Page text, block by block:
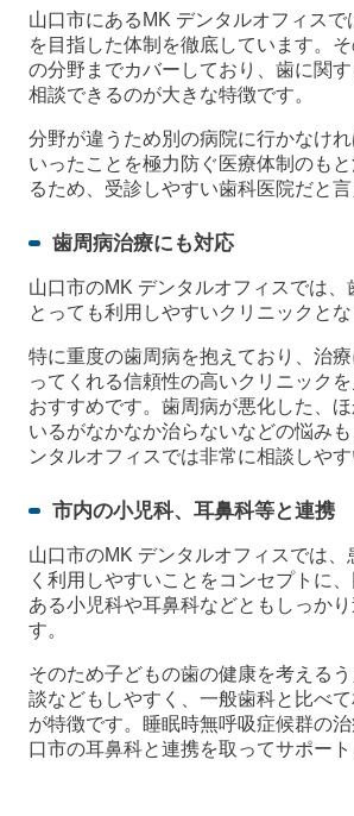
山口市にあるMK デンタルオフィスで
を目指した体制を徹底しています。
の分野までカバーしており、歯に関
相談できるのが大きな特徴です。
分野が違うため別の病院に行かなけ
いったことを極力防ぐ医療体制のも
るため、受診しやすい歯科医院だと言
歯周病治療にも対応
山口市のMK デンタルオフィスでは、
とっても利用しやすいクリニックとな
特に重度の歯周病を抱えており、治
ってくれる信頼性の高いクリニック
おすすめです。歯周病が悪化した、
いるがなかなか治らないなどの悩み
ンタルオフィスでは非常に相談しやす
市内の小児科、耳鼻科等と連携
山口市のMK デンタルオフィスでは
く利用しやすいことをコンセプトに
ある小児科や耳鼻科などともしっか
す。
そのため子どもの歯の健康を考える
談などもしやすく、一般歯科と比べ
が特徴です。睡眠時無呼吸症候群の
口市の耳鼻科と連携を取ってサポート